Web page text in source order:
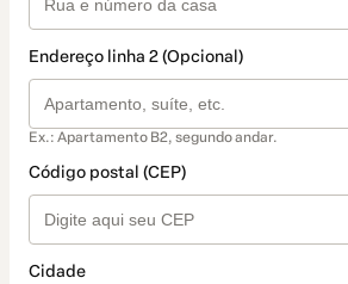
Endereço linha 2 (Opcional)
Ex.: Apartamento B2, segundo andar.
Código postal (CEP)
Cidade